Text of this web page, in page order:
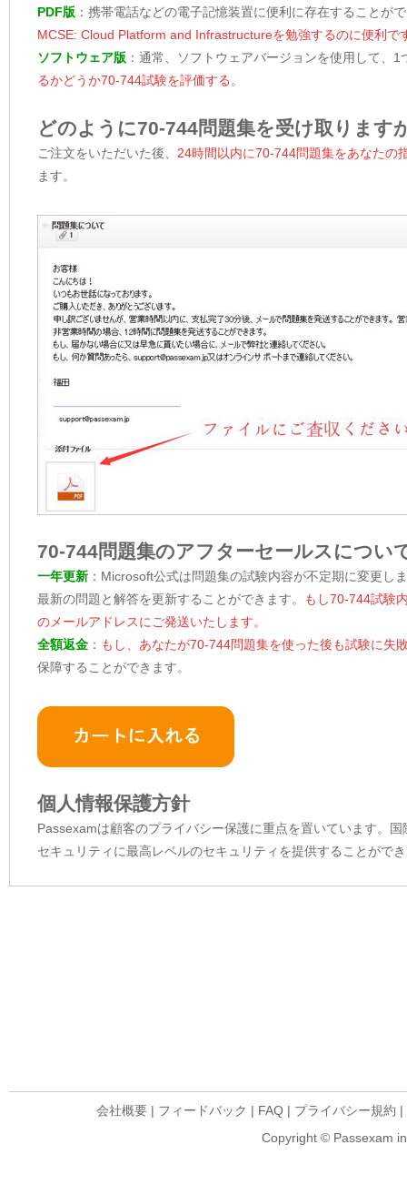
PDF版 ：携帯電話などの電子記憶装置に便利に存在することが
MCSE: Cloud Platform and Infrastructureを勉強するのに便利で
ソフトウェア版 ：通常、ソフトウェアバージョンを使用して、
るかどうか70-744試験を評価する 。
どのように70-744問題集を受け取ります
ご注文をいただいた後、 24時間以内に70-744問題集をあなたの
ます。
70-744問題集のアフターセールスについ
一年更新 ：Microsoft公式は問題集の試験内容が不定期に変更
最新の問題と解答を更新することができます。
もし70-744試験
のメールアドレスにご発送いたします。
全額返金 ： もし、あなたが70-744問題集を使った後も試験に失
保障することができます。
個人情報保護方針
Passexamは顧客のプライバシー保護に重点を置いています。
セキュリティに最高レベルのセキュリティを提供することがで
会社概要 | フィードバック | FAQ | プライバシー規約 |
Copyright © Passexam